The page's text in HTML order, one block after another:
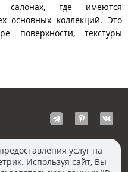
где имеются
основных коллекций. Это
поверхности, текстуры
услуг на
Используя сайт, Вы